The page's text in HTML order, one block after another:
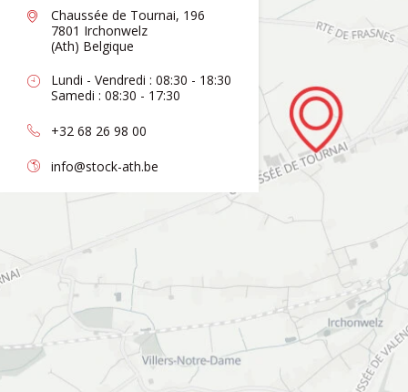
Chaussée de Tournai, 196
7801 Irchonwelz
(Ath) Belgique
Lundi - Vendredi : 08:30 - 18:30
Samedi : 08:30 - 17:30
+32 68 26 98 00
info@stock-ath.be